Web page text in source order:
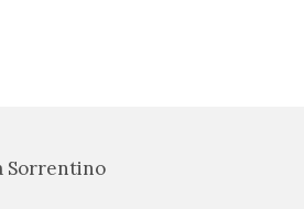
Sorrentino